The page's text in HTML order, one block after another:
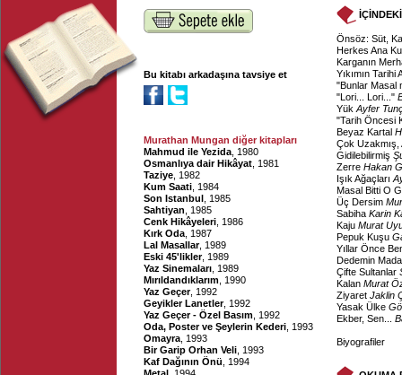
Bu kitabı arkadaşına tavsiye et
Murathan Mungan diğer kitapları
Mahmud ile Yezida , 1980
Osmanlıya dair Hikâyat , 1981
Taziye , 1982
Kum Saati , 1984
Son Istanbul , 1985
Sahtiyan , 1985
Cenk Hikâyeleri , 1986
Kırk Oda , 1987
Lal Masallar, 1989
Eski 45'likler, 1989
Yaz Sinemaları , 1989
Mırıldandıklarım , 1990
Yaz Geçer, 1992
Geyikler Lanetler, 1992
Yaz Geçer - Özel Basım , 1992
Oda, Poster ve Şeylerin Kederi , 1993
Omayra , 1993
Bir Garip Orhan Veli , 1993
Kaf Dağının Önü , 1994
Önsöz: Süt,
Herkes Ana
Karganın
Yıkımın Tarihi
"Bunlar Masal
"Lori... Lori..."
Yük Ayfer
"Tarih Öncesi
Beyaz Kartal
Çok
Gidilebilirmiş
Zerre Hakan
Işık Ağaçları
Masal Bitti O
Üç Dersim
Sabiha Karin
Kaju Murat
Pepuk Kuşu
Yıllar Önce
Dedemin
Çifte Sultanlar
Kalan Murat
Ziyaret Jaklin
Yasak Ülke
Ekber, Sen...
Biyografiler